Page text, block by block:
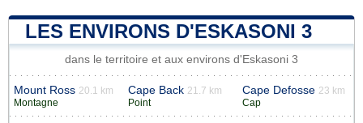
LES ENVIRONS D'ESKASONI 3
dans le territoire et aux environs d'Eskasoni 3
Mount Ross 20.1 km
Montagne
Cape Back 21.7 km
Point
Cape Defosse 23 km
Cap